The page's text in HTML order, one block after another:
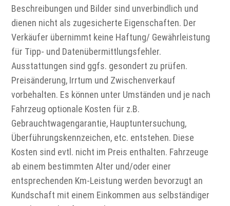
Beschreibungen und Bilder sind unverbindlich und
dienen nicht als zugesicherte Eigenschaften. Der
Verkäufer übernimmt keine Haftung/ Gewährleistung
für Tipp- und Datenübermittlungsfehler.
Ausstattungen sind ggfs. gesondert zu prüfen.
Preisänderung, Irrtum und Zwischenverkauf
vorbehalten. Es können unter Umständen und je nach
Fahrzeug optionale Kosten für z.B.
Gebrauchtwagengarantie, Hauptuntersuchung,
Überführungskennzeichen, etc. entstehen. Diese
Kosten sind evtl. nicht im Preis enthalten. Fahrzeuge
ab einem bestimmten Alter und/oder einer
entsprechenden Km-Leistung werden bevorzugt an
Kundschaft mit einem Einkommen aus selbständiger